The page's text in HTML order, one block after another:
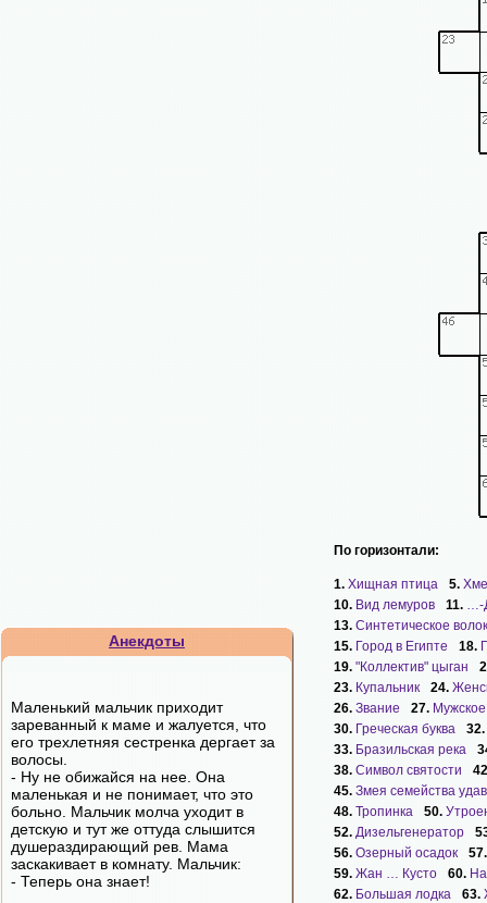
Анекдоты
Маленький мальчик приходит
зареванный к маме и жалуется, что
его трехлетняя сестренка дергает за
волосы.
- Ну не обижайся на нее. Она
маленькая и не понимает, что это
больно. Мальчик молча уходит в
детскую и тут же оттуда слышится
душераздирающий рев. Мама
заскакивает в комнату. Мальчик:
- Теперь она знает!
По горизонтали:
1. Хищная птица 5.
10. Вид лемуров 11. …-
13. Синтетическое
15. Город в Египте 18.
19. "Коллектив" цыган
23. Купальник 24.
26. Звание 27.
30. Греческая буква
32.
33. Бразильская река
38. Символ святости
45. Змея семейства
48. Тропинка 50.
52. Дизельгенератор
56. Озерный осадок
59. Жан … Кусто 60.
62. Большая лодка 63.